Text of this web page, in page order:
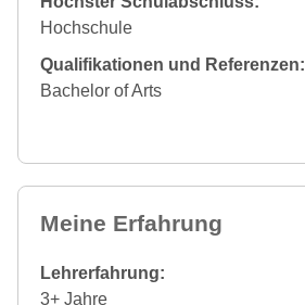
Hochschule
Qualifikationen und Referenzen:
Bachelor of Arts
Meine Erfahrung
Lehrerfahrung:
3+ Jahre